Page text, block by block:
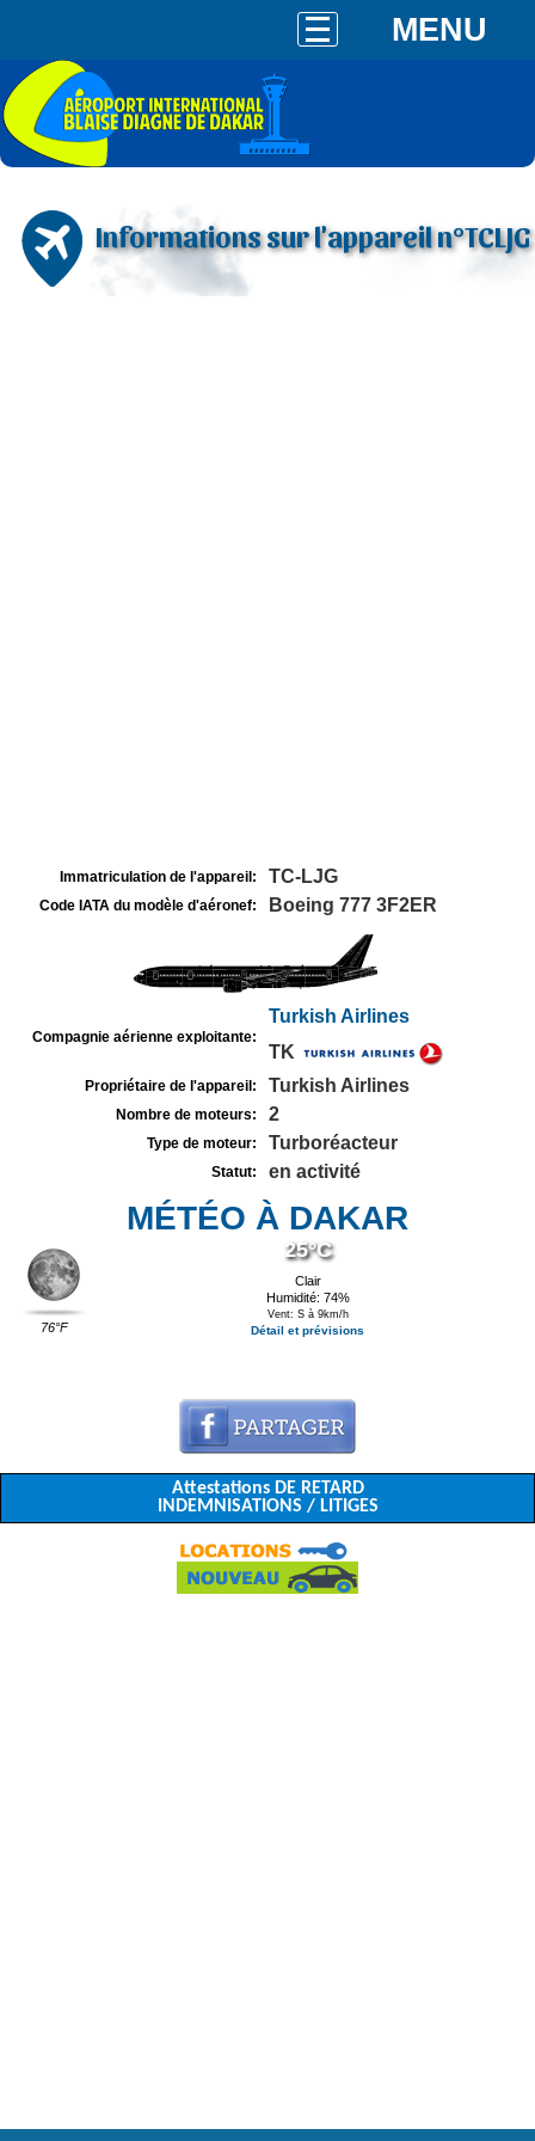
MENU
Informations sur l'appareil n°TCLJG
Immatriculation de l'appareil: TC-LJG
Code IATA du modèle d'aéronef: Boeing 777 3F2ER
Compagnie aérienne exploitante:
Turkish Airlines
TK
Propriétaire de l'appareil: Turkish Airlines
Nombre de moteurs: 2
Type de moteur: Turboréacteur
Statut: en activité
MÉTÉO À DAKAR
76°F
25°C
Clair
Humidité: 74%
Vent: S à 9km/h
Détail et prévisions
Attestations DE RETARD
INDEMNISATIONS / LITIGES